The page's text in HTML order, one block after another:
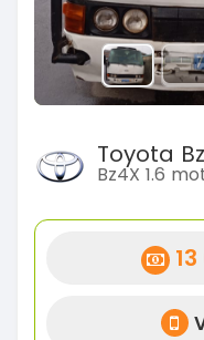
Toyota
Bz4X 1.6